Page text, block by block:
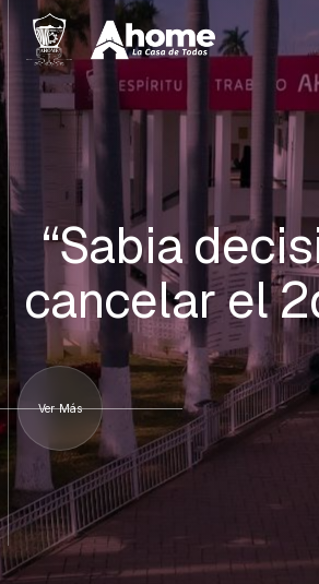
“Sabia
cancelar el
Ver Más